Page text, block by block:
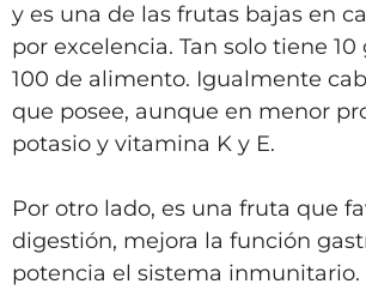
y es una de las frutas bajas en
por excelencia. Tan solo tiene
100 de alimento. Igualmente
que posee, aunque en menor
potasio y vitamina K y E.
Por otro lado, es una fruta que
digestión, mejora la función
potencia el sistema inmunitario.